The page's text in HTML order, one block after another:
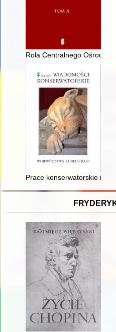
Rola Centralnego Ośrodka
Prace konserwatorskie i